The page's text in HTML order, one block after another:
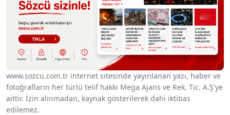
www.sozcu.com.tr internet sitesinde yayınlanan yazı, haber ve
fotoğrafların her türlü telif hakkı Mega Ajans ve Rek. Tic. A.Ş'ye
aittir. İzin alınmadan, kaynak gösterilerek dahi iktibas
edilemez.